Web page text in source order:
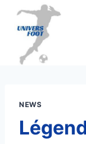
Aller
contenu
NEWS